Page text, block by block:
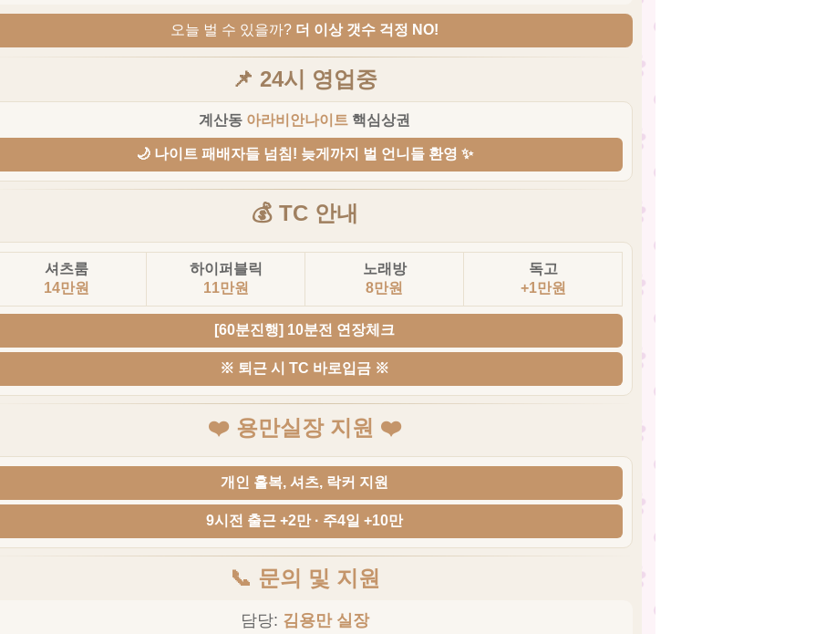
오늘 벌 수 있을까? 더 이상 갯수 걱정 NO!
📌 24시 영업중
계산동 아라비안나이트 핵심상권
🌙 나이트 패배자들 넘침! 늦게까지 벌 언니들 환영 ✨
💰 TC 안내
셔츠룸
14만원
하이퍼블릭
11만원
노래방
8만원
독고
+1만원
[60분진행] 10분전 연장체크
※ 퇴근 시 TC 바로입금 ※
❤️ 용만실장 지원 ❤️
개인 홀복, 셔츠, 락커 지원
9시전 출근 +2만 · 주4일 +10만
📞 문의 및 지원
담당: 김용만 실장